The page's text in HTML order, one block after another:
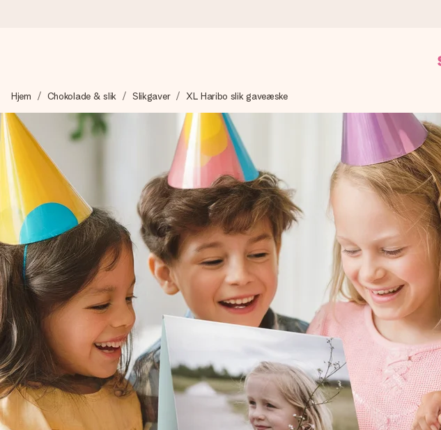
Vi laver din gave med omhu og sender den lynhurtigt – så du kan give den på det helt
4,7 (baseret på +15.000 anmeldelser)
Vores gaver inspirerer. Kunderne giver os 4,7 på Google Reviews.
Gratis kort med hilsen
Lav noget særligt i blot få trin – med hendes navn, et billede af dig eller en besked, der
Hjem Chokolade & slik Slikgaver XL Haribo slik gaveæske